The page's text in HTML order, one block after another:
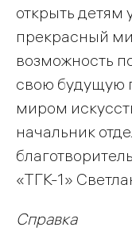
открыть детям
прекрасный
возможность
свою будущую
миром
начальник
«ТГК-1»
Справка